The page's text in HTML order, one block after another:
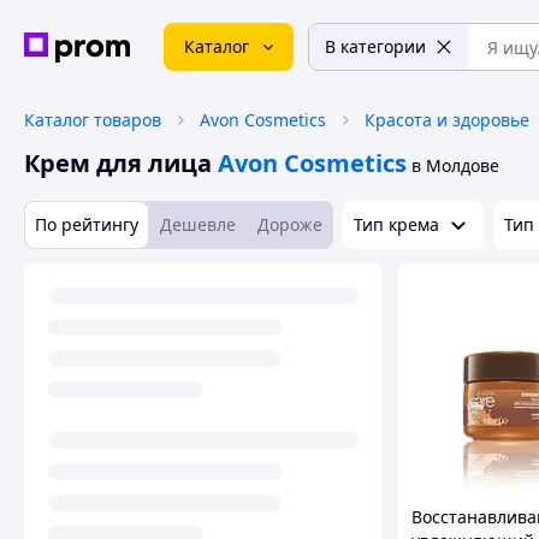
Каталог В категории
Каталог товаров Avon Cosmetics Красота и здоровье
Крем для лица Avon Cosmetics в Молдове
По рейтингу Дешевле Дороже Тип крема Тип